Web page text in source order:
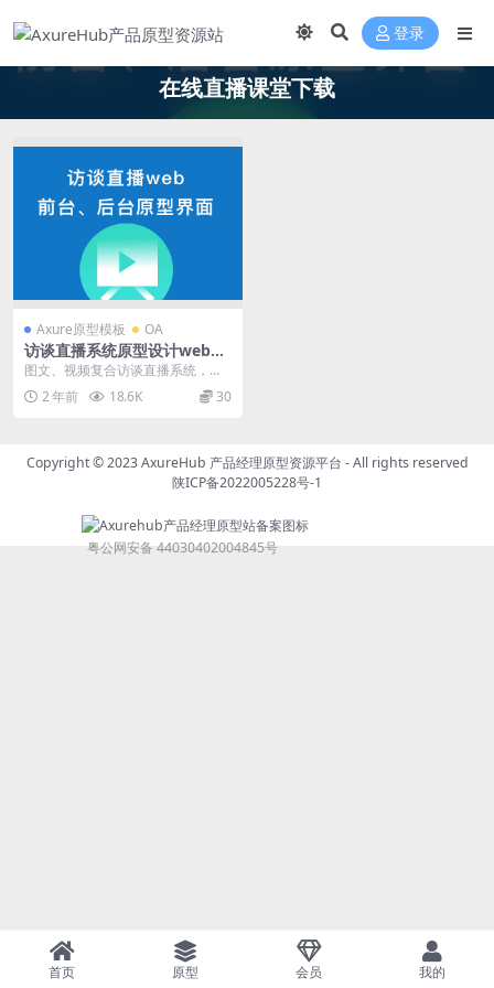
登录
在线直播课堂下载
Axure原型模板 OA
访谈直播系统原型设计web前
台，后台管理，及业务流程图
图文、视频复合访谈直播系统，以
图文快速直播为主要业务，设计相
关前端页面和后台管理...
2 年前 18.6K 30
Copyright © 2023AxureHub 产品经理原型资源平台 - All rights reserved
陕ICP备2022005228号-1
粤公网安备 44030402004845号
首页 原型 会员 我的